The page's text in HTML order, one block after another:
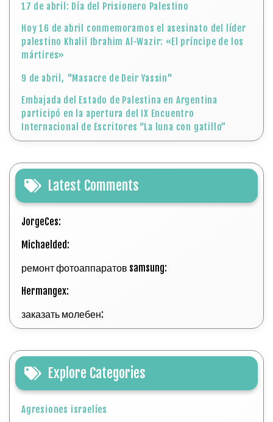
17 de abril: Día del Prisionero Palestino
Hoy 16 de abril conmemoramos el asesinato del líder
palestino Khalil Ibrahim Al-Wazir: «El príncipe de los
mártires»
9 de abril, "Masacre de Deir Yassin"
Embajada del Estado de Palestina en Argentina
participó en la apertura del IX Encuentro
Internacional de Escritores “La luna con gatillo”
Latest Comments
JorgeCes:
Michaelded:
ремонт фотоаппаратов samsung:
Hermangex:
заказать молебен:
Explore Categories
Agresiones israelíes